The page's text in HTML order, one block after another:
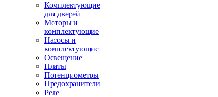
Комплектующие
для дверей
Моторы и
комплектующие
Насосы и
комплектующие
Освещение
Платы
Потенциометры
Предохранители
Реле